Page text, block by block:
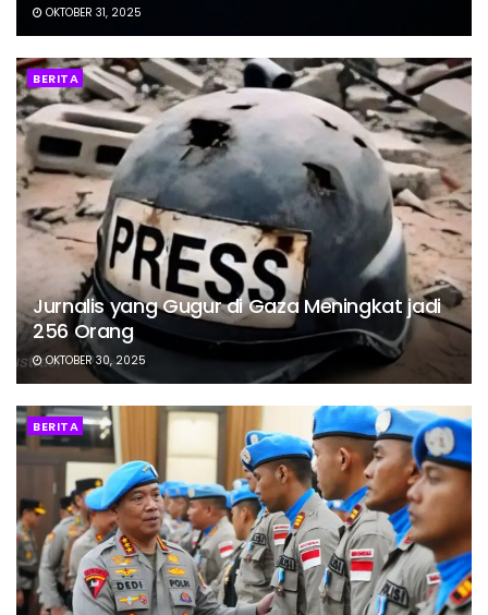
OKTOBER 31, 2025
BERITA
Jurnalis yang Gugur di Gaza Meningkat jadi
256 Orang
OKTOBER 30, 2025
BERITA